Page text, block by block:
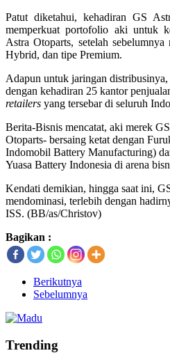
Patut diketahui, kehadiran GS
memperkuat portofolio aki untuk
Astra Otoparts, setelah
Hybrid, dan tipe Premium.
Adapun untuk jaringan
dengan kehadiran 25 kantor
retailers yang tersebar di seluruh
Berita-Bisnis mencatat, aki merek
Otoparts- bersaing ketat dengan
Indomobil Battery Manufacturing)
Yuasa Battery Indonesia di arena
Kendati demikian, hingga saat ini,
mendominasi, terlebih dengan
ISS. (BB/as/Christov)
Bagikan :
Berikutnya
Sebelumnya
Trending